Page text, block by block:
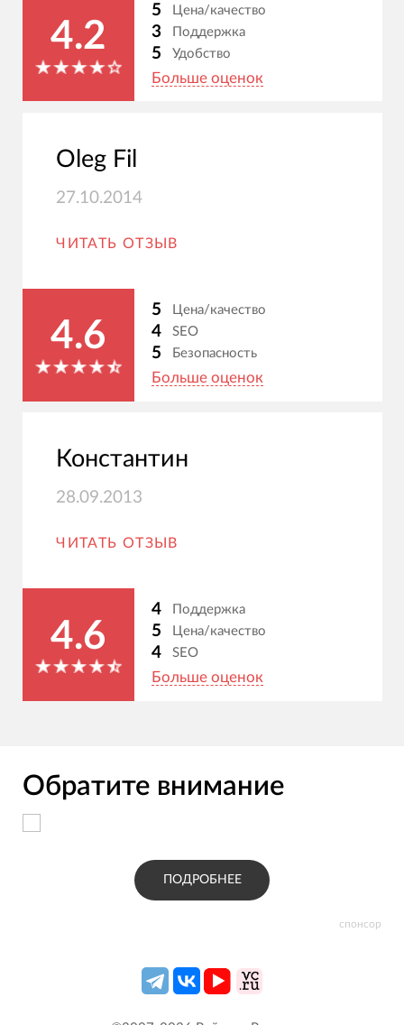
4.2
5 Цена/качество
3 Поддержка
5 Удобство
Больше оценок
Oleg Fil
27.10.2014
ЧИТАТЬ ОТЗЫВ
4.6
5 Цена/качество
4 SEO
5 Безопасность
Больше оценок
Константин
28.09.2013
ЧИТАТЬ ОТЗЫВ
4.6
4 Поддержка
5 Цена/качество
4 SEO
Больше оценок
спонсор
Обратите внимание
ПОДРОБНЕЕ